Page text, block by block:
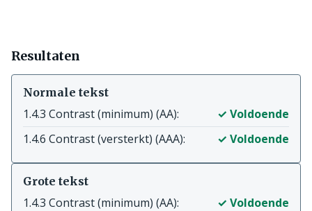
rgb(255,255,255)
Resultaten
Normale tekst
1.4.3 Contrast (minimum) (AA):
✓ Voldoende
1.4.6 Contrast (versterkt) (AAA):
✓ Voldoende
Grote tekst
1.4.3 Contrast (minimum) (AA):
✓ Voldoende